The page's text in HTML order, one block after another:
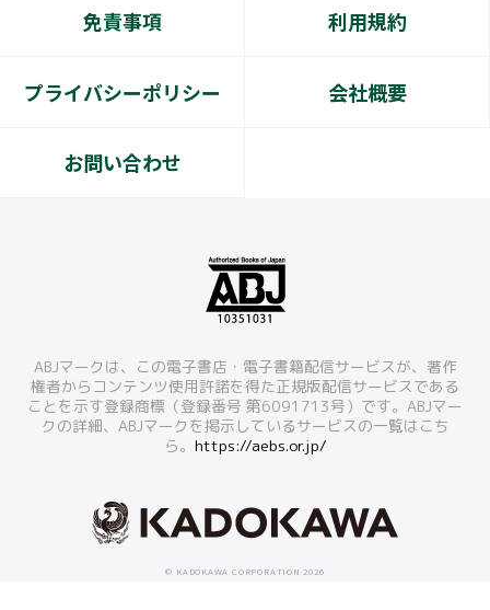
免責事項 利用規約
プライバシーポリシー 会社概要
お問い合わせ
ABJマークは、この電子書店・電子書籍配信サービスが、著作
権者からコンテンツ使用許諾を得た正規版配信サービスである
ことを示す登録商標（登録番号 第6091713号）です。ABJマー
クの詳細、ABJマークを掲示しているサービスの一覧はこち
ら。 https://aebs.or.jp/
© KADOKAWA CORPORATION 2026